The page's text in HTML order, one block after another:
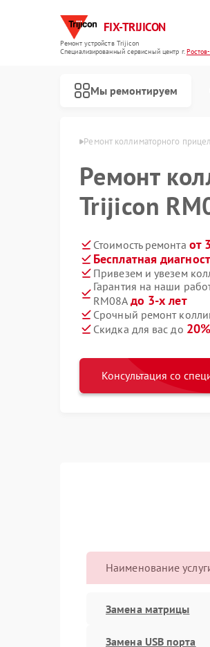
FIX-TRIJICON
Ремонт устройств Trijicon
Специализированный cервисный центр г.
Мы ремонтируем
в Ростове-на-Дону Ремонт коллиматорного
Ремонт
Trijicon
Стоимость ремонта от
Бесплатная
Привезем и увезем
Гарантия на наши
RM08А до 3-х лет
Срочный ремонт
Скидка для вас до 20%
Консультация со
Наименование
Замена матрицы
Замена USB порта